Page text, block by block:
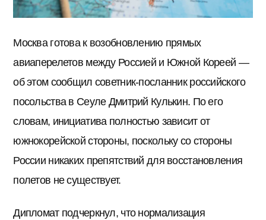
Москва готова к возобновлению прямых
авиаперелетов между Россией и Южной Кореей —
об этом сообщил советник-посланник российского
посольства в Сеуле Дмитрий Кулькин. По его
словам, инициатива полностью зависит от
южнокорейской стороны, поскольку со стороны
России никаких препятствий для восстановления
полетов не существует.
Дипломат подчеркнул, что нормализация